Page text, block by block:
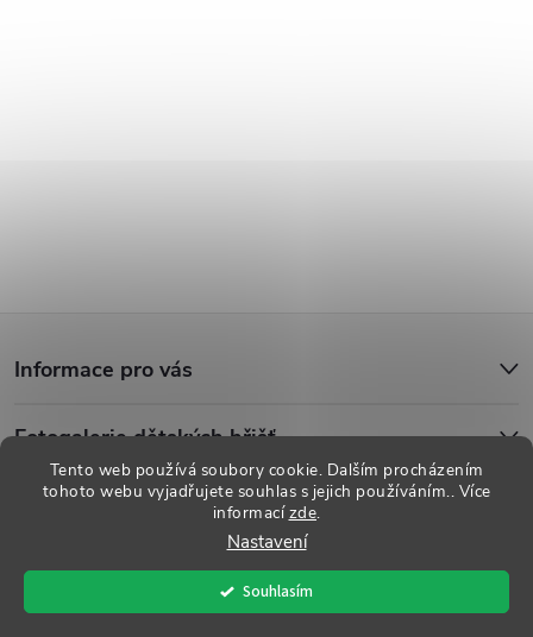
Tento web používá soubory cookie. Dalším procházením
tohoto webu vyjadřujete souhlas s jejich používáním.. Více
informacízde.
Nastavení
Souhlasím
p
Informace pro vás
Fotogalerie dětských hřišť
Vytvořil Shoptet
Dětská hřiště . Všechna práva vyhrazena.
nastavení cookies